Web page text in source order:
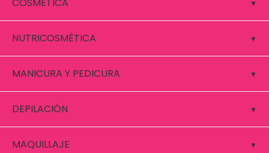
NUTRICOSMÉTICA
MANICURA Y PEDICURA
DEPILACIÓN
MAQUILLAJE